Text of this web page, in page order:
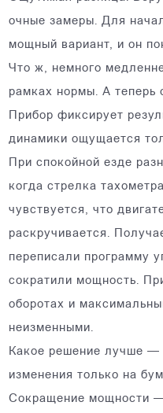
очные замеры. Для
мощный вариант, и он
Что ж, немного
рамках нормы. А теперь
Прибор фиксирует
динамики ощущается
При спокойной езде
когда стрелка
чувствуется, что
раскручивается.
переписали программу
сократили мощность.
оборотах и
неизменными.
Какое решение лучше —
изменения только на
Сокращение мощности